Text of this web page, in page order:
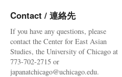
Contact / 連絡先
If you have any questions, please
contact the Center for East Asian
Studies, the University of Chicago at
773-702-2715 or
japanatchicago@uchicago.edu.